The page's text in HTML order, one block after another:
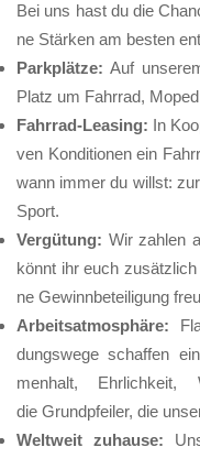
Bei uns hast du die
ne Stär­ken am bes­ten
Park­plät­ze: Auf
Platz um Fahr­rad,
Fahr­rad-Lea­sing: In
ven Kon­di­tio­nen ein
wann im­mer du willst:
Sport.
Ver­gü­tung: Wir zah­len
könnt ihr euch
ne Ge­winn­be­tei­li­gung
Ar­beits­at­mo­sphä­re:
dungs­we­ge schaf­fen
men­halt, Ehr­lich­keit,
die Grund­pfei­ler, die
Welt­weit zu­hau­se: